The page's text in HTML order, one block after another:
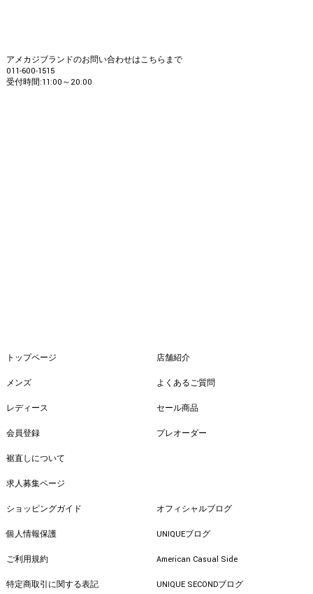
アメカジブランドのお問い合わせはこちらまで
011-600-1515
受付時間:11:00～20:00
トップページ
メンズ
レディース
会員登録
裾直しについて
求人募集ページ
店舗紹介
よくあるご質問
セール商品
プレオーダー
ショッピングガイド
個人情報保護
ご利用規約
特定商取引に関する表記
オフィシャルブログ
UNIQUEブログ
American Casual Side
UNIQUE SECONDブログ